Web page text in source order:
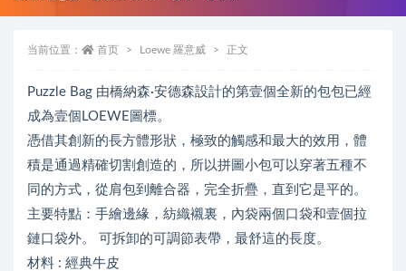
当前位置： 首页 Loewe 羅意威 正文
Puzzle Bag 由橋納森·安德森設計的第壹個全新的包包已經
成為壹個LOEWE圖標。
憑借其創新的長方體形狀，極致的觸感和最大的效用，體
積是通過精確切割創造的，所以拼圖小包可以穿著五種不
同的方式，從肩包到離合器，完全折疊，直到它是平的。
主要特點：手繪邊緣，紡織襯裏，內袋兩個口袋和壹個拉
鏈口袋外。 可拆卸的可調節表帶，最舒這的長度。
材料 : 經典牛皮